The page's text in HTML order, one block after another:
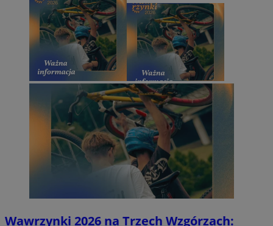
Wawrzynki 2026 na Trzech Wzgórzach: